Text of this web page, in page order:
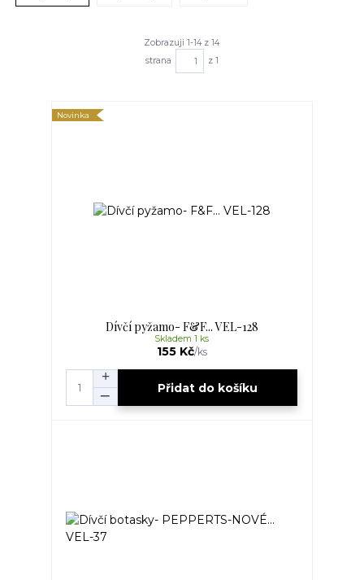
Zobrazuji 1-14 z 14
strana
z 1
Novinka
Dívčí pyžamo- F&F... VEL-128
155 Kč/ks
Skladem 1 ks
Přidat do košíku